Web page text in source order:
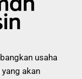
usaha
akan